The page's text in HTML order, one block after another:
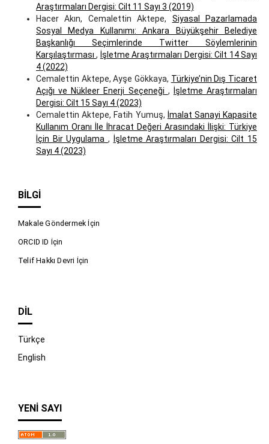
Araştırmaları Dergisi: Cilt 11 Sayı 3 (2019)
Hacer Akın, Cemalettin Aktepe, Siyasal Pazarlamada
Sosyal Medya Kullanımı: Ankara Büyükşehir Belediye
Başkanlığı Seçimlerinde Twitter Söylemlerinin
Karşılaştırması, İşletme Araştırmaları Dergisi: Cilt 14 Sayı
4 (2022)
Cemalettin Aktepe, Ayşe Gökkaya, Türkiye’nin Dış Ticaret
Açığı ve Nükleer Enerji Seçeneği ,
İşletme Araştırmaları
Dergisi: Cilt 15 Sayı 4 (2023)
Cemalettin Aktepe, Fatih Yumuş, İmalat Sanayi Kapasite
Kullanım Oranı İle İhracat Değeri Arasındaki İlişki: Türkiye
İçin Bir Uygulama ,
İşletme Araştırmaları Dergisi: Cilt 15
Sayı 4 (2023)
BILGI
Makale Göndermek İçin
ORCID ID İçin
Telif Hakkı Devri İçin
DIL
Türkçe
English
YENI SAYI